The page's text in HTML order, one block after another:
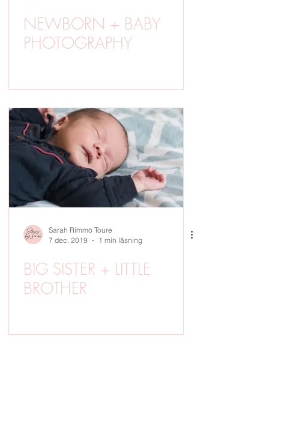
NEWBORN + BABY
PHOTOGRAPHY
Sarah Rimmö Toure
7 dec. 2019
1 min läsning
BIG SISTER + LITTLE
BROTHER